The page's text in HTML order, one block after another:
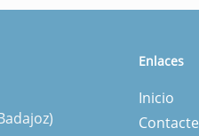
Enlaces
Inicio
Contacte